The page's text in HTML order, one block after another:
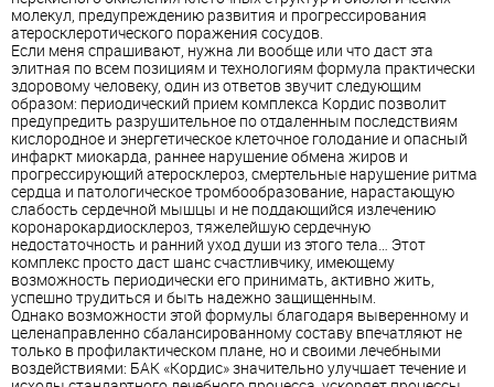
молекул, предупреждению развития и прогрессирования
атеросклеротического поражения сосудов.
Если меня спрашивают, нужна ли вообще или что даст эта
элитная по всем позициям и технологиям формула практически
здоровому человеку, один из ответов звучит следующим
образом: периодический прием комплекса Кордис позволит
предупредить разрушительное по отдаленным последствиям
кислородное и энергетическое клеточное голодание и опасный
инфаркт миокарда, раннее нарушение обмена жиров и
прогрессирующий атеросклероз, смертельные нарушение ритма
сердца и патологическое тромбообразование, нарастающую
слабость сердечной мышцы и не поддающийся излечению
коронарокардиосклероз, тяжелейшую сердечную
недостаточность и ранний уход души из этого тела… Этот
комплекс просто даст шанс счастливчику, имеющему
возможность периодически его принимать, активно жить,
успешно трудиться и быть надежно защищенным.
Однако возможности этой формулы благодаря выверенному и
целенаправленно сбалансированному составу впечатляют не
только в профилактическом плане, но и своими лечебными
воздействиями: БАК «Кордис» значительно улучшает течение и